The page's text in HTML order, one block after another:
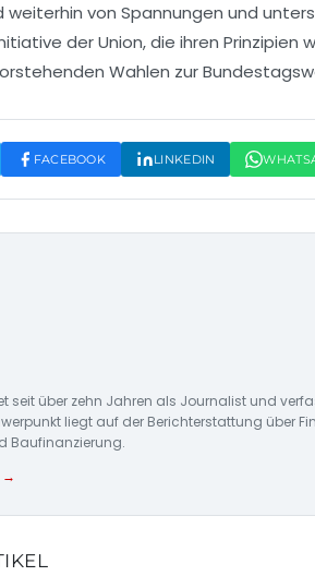
weiterhin von Spannungen und
der Union, die ihren
Wahlen zur
FACEBOOK LINKEDIN
seit über zehn Jahren als Journalist und
liegt auf der Berichterstattung über
Baufinanzierung.
→